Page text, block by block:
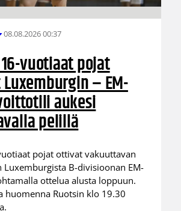
08.08.2026 00:37
vuotiaat pojat
– EM-
aukesi
pelillä
pojat ottivat vakuuttavan
B-divisioonan EM-
ottelua alusta loppuun.
huomenna Ruotsin klo 19.30